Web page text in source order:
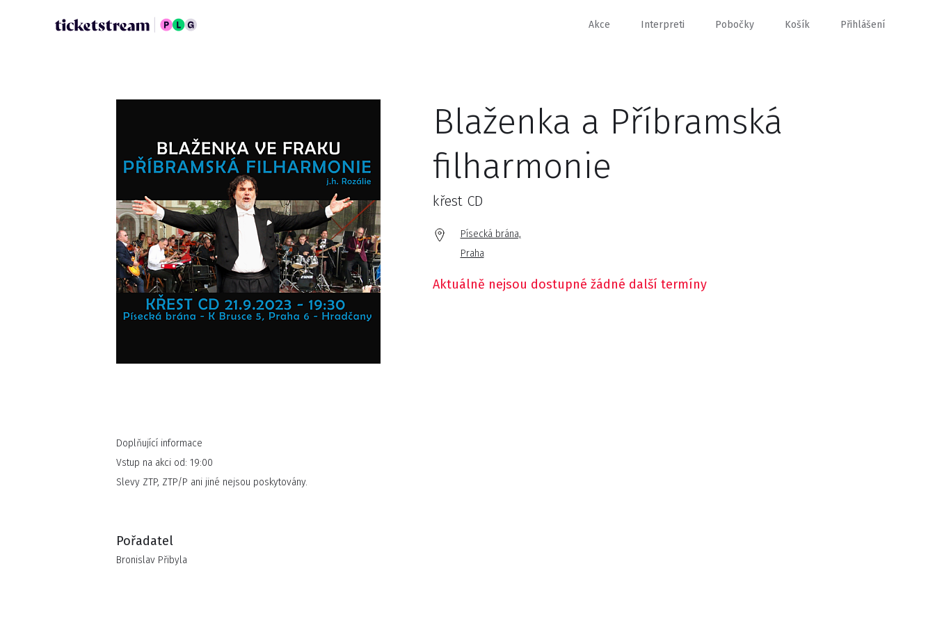
Akce Interpreti Pobočky Košík Přihlášení
Blaženka a Příbramská
filharmonie
křest CD
Písecká brána,
Praha
Aktuálně nejsou dostupné žádné další termíny
Doplňující informace
Vstup na akci od: 19:00
Slevy ZTP, ZTP/P ani jiné nejsou poskytovány.
Pořadatel
Bronislav Přibyla